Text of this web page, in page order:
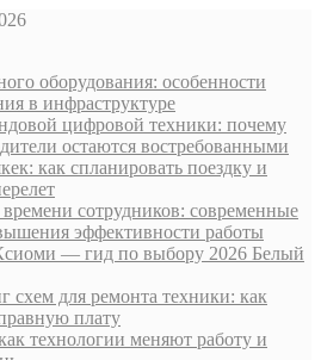
оборудования: особенности
в инфраструктуре
цифровой техники: почему
остаются востребованными
как спланировать поездку и
сотрудников: современные
эффективности работы
— гид по выбору 2026 Белый
схем для ремонта техники: как
плату
технологии меняют работу и